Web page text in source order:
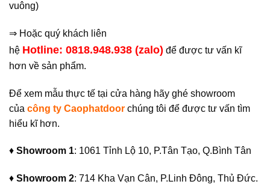
vuông)
⇒ Hoặc quý khách liên
hệ Hotline: 0818.948.938 (zalo) để được tư vấn kĩ
hơn về sản phẩm.
Để xem mẫu thực tế tại cửa hàng hãy ghé showroom
của công ty Caophatdoor chúng tôi để được tư vấn tìm
hiểu kĩ hơn.
♦ Showroom 1: 1061 Tỉnh Lộ 10, P.Tân Tạo, Q.Bình Tân
♦ Showroom 2: 714 Kha Vạn Cân, P.Linh Đông, Thủ Đức.